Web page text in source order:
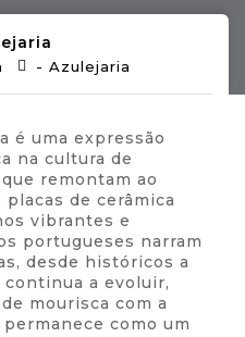
- Azulejaria
é uma expressão
na cultura de
remontam ao
placas de cerâmica
vibrantes e
portugueses narram
desde históricos a
a evoluir,
mourisca com a
como um